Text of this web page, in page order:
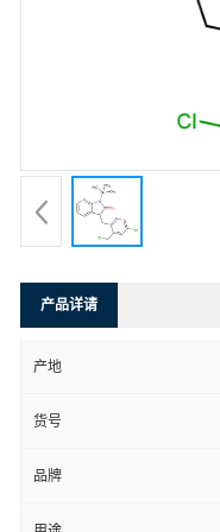
产品详请
产地
货号
品牌